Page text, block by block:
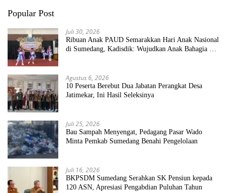
Popular Post
Juli 30, 2026
Ribuan Anak PAUD Semarakkan Hari Anak Nasional
di Sumedang, Kadisdik: Wujudkan Anak Bahagia dan
Agustus 6, 2026
10 Peserta Berebut Dua Jabatan Perangkat Desa
Jatimekar, Ini Hasil Seleksinya
Juli 25, 2026
Bau Sampah Menyengat, Pedagang Pasar Wado
Minta Pemkab Sumedang Benahi Pengelolaan
Juli 16, 2026
BKPSDM Sumedang Serahkan SK Pensiun kepada
120 ASN, Apresiasi Pengabdian Puluhan Tahun